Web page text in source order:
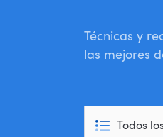
Técnicas y
las mejores
Todos